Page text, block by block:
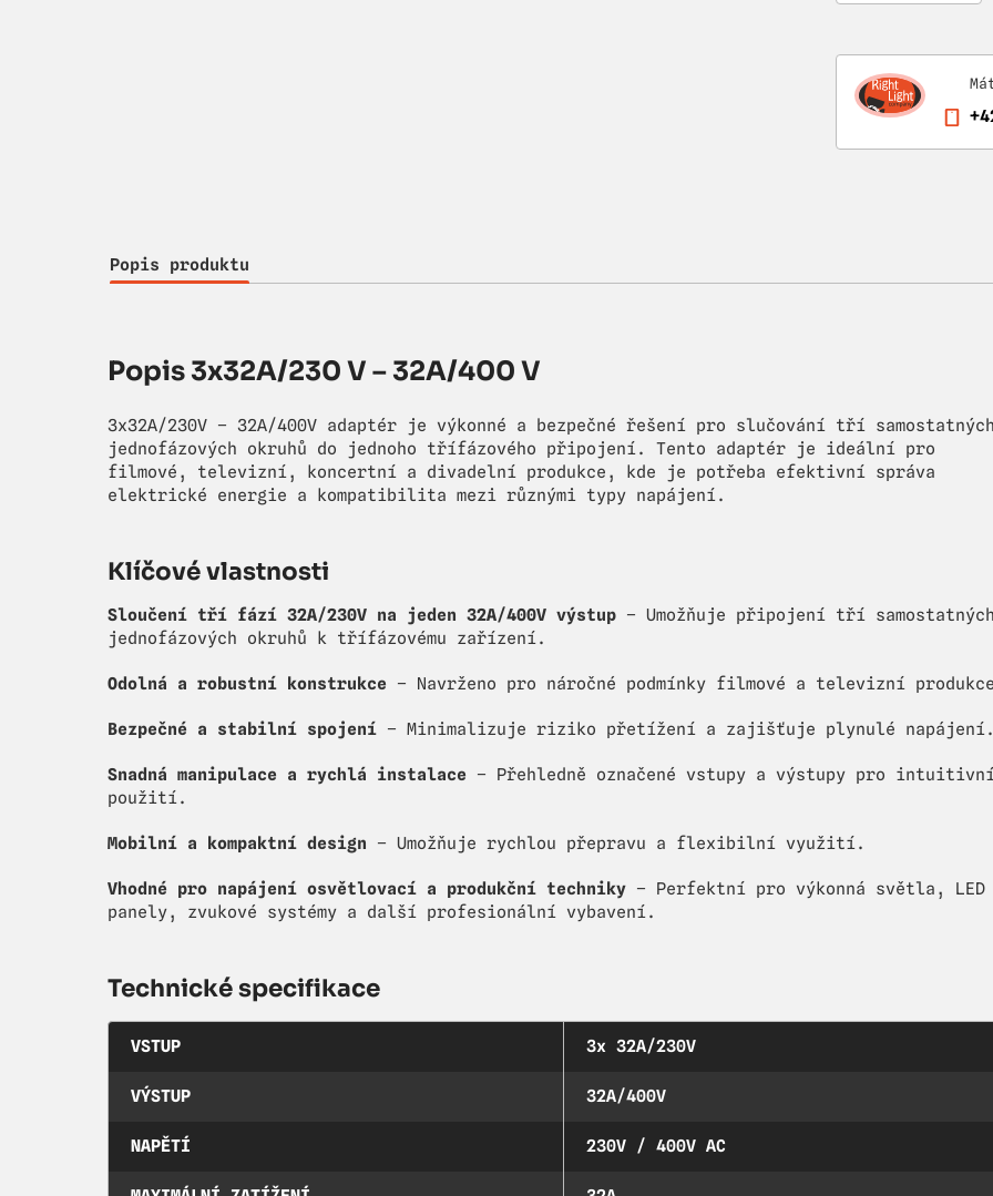
Popis produktu
Popis 3x32A/230 V – 32A/400 V
3x32A/230V – 32A/400V adaptér je výkonné a bezpečné řešení pro slučování tří
jednofázových okruhů do jednoho třífázového připojení. Tento adaptér je ideální pro
filmové, televizní, koncertní a divadelní produkce, kde je potřeba efektivní správa
elektrické energie a kompatibilita mezi různými typy napájení.
Klíčové vlastnosti
Sloučení tří fází 32A/230V na jeden 32A/400V výstup – Umožňuje připojení tří
jednofázových okruhů k třífázovému zařízení.
Odolná a robustní konstrukce – Navrženo pro náročné podmínky filmové a televizní
Bezpečné a stabilní spojení – Minimalizuje riziko přetížení a zajišťuje plynulé
Snadná manipulace a rychlá instalace – Přehledně označené vstupy a výstupy pro
použití.
Mobilní a kompaktní design – Umožňuje rychlou přepravu a flexibilní využití.
Vhodné pro napájení osvětlovací a produkční techniky – Perfektní pro výkonná světla, LED
panely, zvukové systémy a další profesionální vybavení.
Technické specifikace
VSTUP 3x 32A/230V
VÝSTUP 32A/400V
NAPĚTÍ 230V / 400V AC